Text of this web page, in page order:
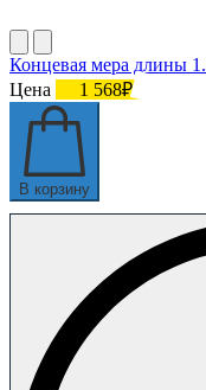
Концевая мера длины
Цена
1 568₽
В корзину